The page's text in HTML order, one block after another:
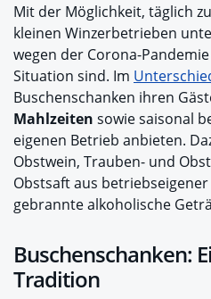
Mit der Möglichkeit, täglich
kleinen Winzerbetrieben
wegen der Corona-
Situation sind. Im
Buschenschanken ihren
Mahlzeiten sowie saisonal
eigenen Betrieb anbieten.
Obstwein, Trauben- und
Obstsaft aus
gebrannte alkoholische
Buschenschanken:
Tradition